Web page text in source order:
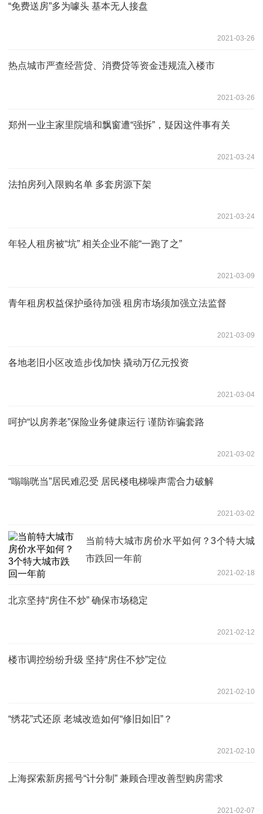
“免费送房”多为噱头 基本无人接盘
2021-03-26
热点城市严查经营贷、消费贷等资金违规流入楼市
2021-03-26
郑州一业主家里院墙和飘窗遭“强拆”，疑因这件事有关
2021-03-24
法拍房列入限购名单 多套房源下架
2021-03-24
年轻人租房被“坑” 相关企业不能“一跑了之”
2021-03-09
青年租房权益保护亟待加强 租房市场须加强立法监督
2021-03-09
各地老旧小区改造步伐加快 撬动万亿元投资
2021-03-04
呵护“以房养老”保险业务健康运行 谨防诈骗套路
2021-03-02
“嗡嗡咣当”居民难忍受 居民楼电梯噪声需合力破解
2021-03-02
当前特大城市房价水平如何？3个特大城
市跌回一年前
2021-02-18
北京坚持“房住不炒” 确保市场稳定
2021-02-12
楼市调控纷纷升级 坚持“房住不炒”定位
2021-02-10
“绣花”式还原 老城改造如何“修旧如旧”？
2021-02-10
上海探索新房摇号“计分制” 兼顾合理改善型购房需求
2021-02-07